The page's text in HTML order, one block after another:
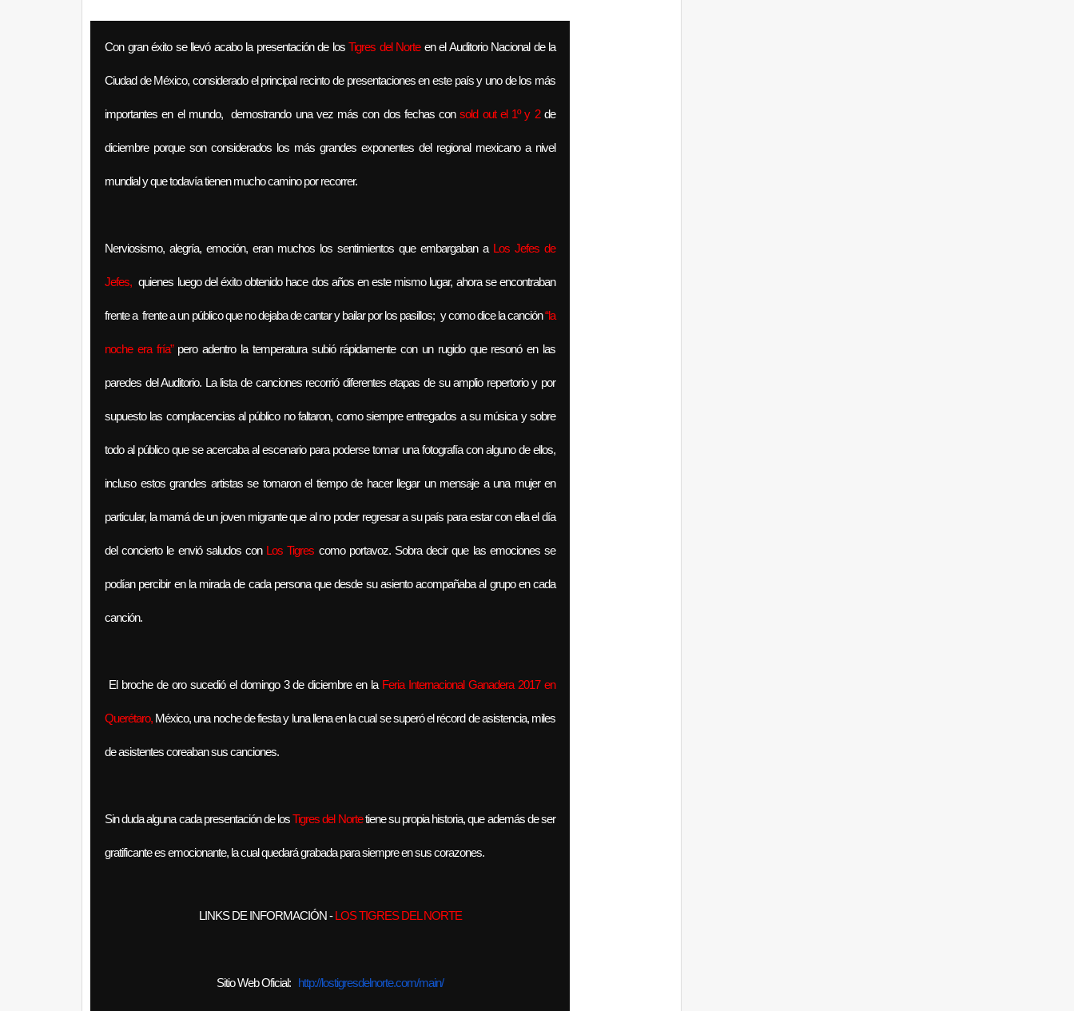
Con gran éxito se llevó acabo la presentación de los Tigres del Norteen el Auditorio Nacional de la
Ciudad de México, considerado el principal recinto de presentaciones en este país y uno de los más
importantes en el mundo, demostrando una vez más con dos fechas consold out el 1º y 2de
diciembre porque son considerados los más grandes exponentes del regional mexicano a nivel
mundial y que todavía tienen mucho camino por recorrer.
Nerviosismo, alegría, emoción, eran muchos los sentimientos que embargaban a Los Jefes de
Jefes,quienes luego del éxito obtenido hace dos años en este mismo lugar, ahora se encontraban
frente a frente a un público que no dejaba de cantar y bailar por los pasillos; y como dice la canción“la
noche era fría” pero adentro la temperatura subió rápidamente con un rugido que resonó en las
paredes del Auditorio. La lista de canciones recorrió diferentes etapas de su amplio repertorio y por
supuesto las complacencias al público no faltaron, como siempre entregados a su música y sobre
todo al público que se acercaba al escenario para poderse tomar una fotografía con alguno de ellos,
incluso estos grandes artistas se tomaron el tiempo de hacer llegar un mensaje a una mujer en
particular, la mamá de un joven migrante que al no poder regresar a su país para estar con ella el día
del concierto le envió saludos con Los Tigres como portavoz. Sobra decir que las emociones se
podían percibir en la mirada de cada persona que desde su asiento acompañaba al grupo en cada
canción.
El broche de oro sucedió el domingo 3 de diciembre en la Feria Internacional Ganadera 2017 en
Querétaro, México, una noche de fiesta y luna llena en la cual se superó el récord de asistencia, miles
de asistentes coreaban sus canciones.
Sin duda alguna cada presentación de losTigres del Nortetiene su propia historia, que además de ser
gratificante es emocionante, la cual quedará grabada para siempre en sus corazones.
LINKS DE INFORMACIÓN -LOS TIGRES DEL NORTE
Sitio Web Oficial: http://lostigresdelnorte.com/main/